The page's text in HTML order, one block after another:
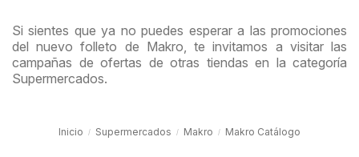
Si sientes que ya no puedes esperar a las promociones
del nuevo folleto de Makro, te invitamos a visitar las
campañas de ofertas de otras tiendas en la categoría
Supermercados.
Inicio Supermercados Makro Makro Catálogo